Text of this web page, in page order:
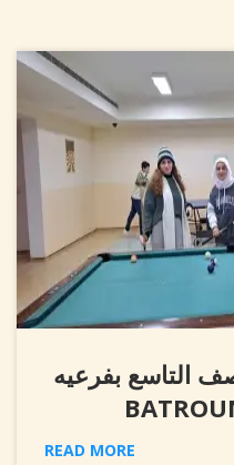
التاسع بفرعيه
READ MORE